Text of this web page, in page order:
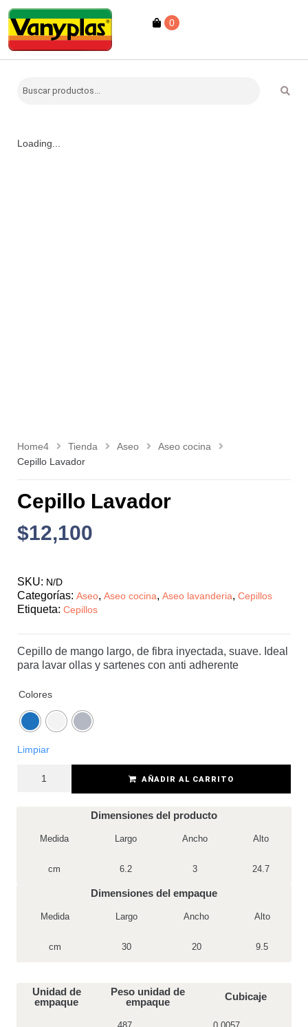
0
Loading...
Home4 Tienda Aseo
Aseo cocina
Cepillo Lavador
Cepillo Lavador
$12,100
SKU: N/D
Categorías: Aseo, Aseo cocina, Aseo lavanderia, Cepillos
Etiqueta: Cepillos
Cepillo de mango largo, de fibra inyectada, suave. Ideal
para lavar ollas y sartenes con anti adherente
Colores
Limpiar
AÑADIR AL CARRITO
Dimensiones del producto
Medida Largo Ancho Alto
cm 6.2 3 24.7
Dimensiones del empaque
Medida Largo Ancho Alto
cm 30 20 9.5
Unidad de
empaque
Peso unidad de
empaque
Cubicaje